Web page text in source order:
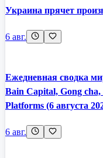
Украина прячет
6 авг.
Ежедневная сводка
Bain Capital, Gong cha,
Platforms (6 августа
6 авг.